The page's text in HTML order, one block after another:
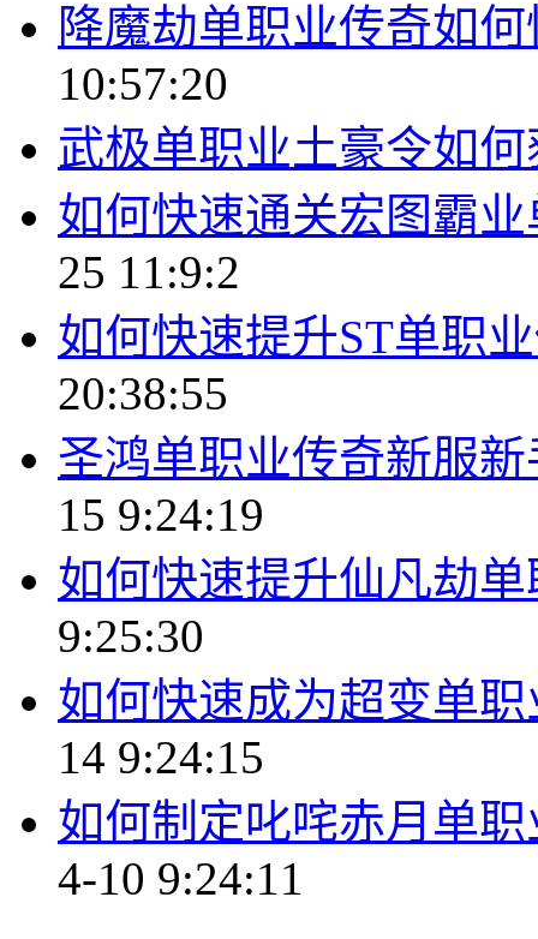
降魔劫单职业传奇如
10:57:20
武极单职业土豪令如
如何快速通关宏图霸
25 11:9:2
如何快速提升ST单职
20:38:55
圣鸿单职业传奇新服
15 9:24:19
如何快速提升仙凡劫
9:25:30
如何快速成为超变单
14 9:24:15
如何制定叱咤赤月单
4-10 9:24:11